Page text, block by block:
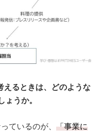
るときは、どのような
ょうか。
ているのが、 「事業に